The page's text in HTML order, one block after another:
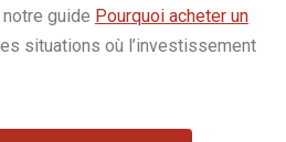
guide Pourquoi acheter un
situations où l’investissement